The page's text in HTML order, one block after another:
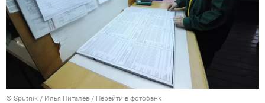
© Sputnik / Илья Питалев / Перейти в фотобанк